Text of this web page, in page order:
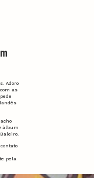
Adoro
as
álbum
pela